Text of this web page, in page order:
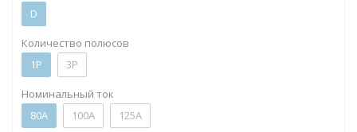
D
Количество полюсов
1P
3P
Номинальный ток
80А
100А 125А